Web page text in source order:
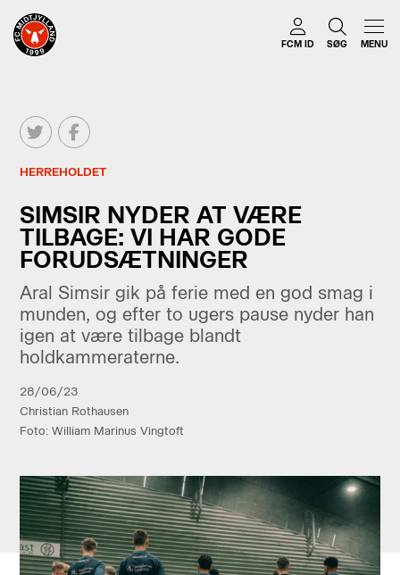
FCM ID SØG MENU
HERREHOLDET
SIMSIR NYDER AT VÆRE
TILBAGE: VI HAR GODE
FORUDSÆTNINGER
Aral Simsir gik på ferie med en god smag i
munden, og efter to ugers pause nyder han
igen at være tilbage blandt
holdkammeraterne.
28/06/23
Christian Rothausen
Foto: William Marinus Vingtoft